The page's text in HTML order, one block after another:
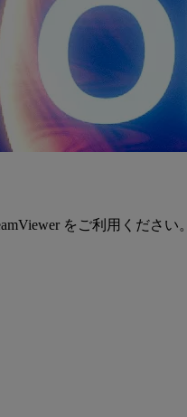
をご利用ください。